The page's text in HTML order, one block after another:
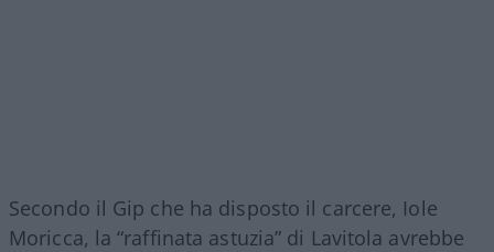
Secondo il Gip che ha disposto il carcere, Iole
Moricca, la “raffinata astuzia” di Lavitola avrebbe